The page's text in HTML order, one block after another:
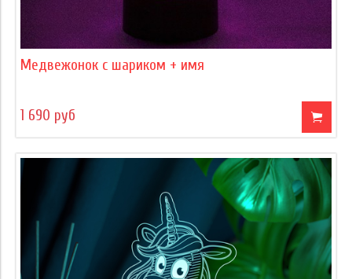
Медвежонок с шариком + имя
1 690 руб